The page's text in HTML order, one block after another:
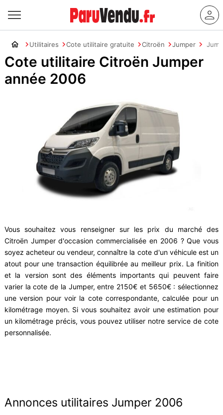
Utilitaires Cote utilitaire gratuite Citroën Jumper
Cote utilitaire Citroën Jumper
année 2006
Vous souhaitez vous renseigner sur les prix du marché des
Citroën Jumper d'occasion commercialisée en 2006 ? Que vous
soyez acheteur ou vendeur, connaître la cote d'un véhicule est un
atout pour une transaction équilibrée au meilleur prix. La finition
et la version sont des éléments importants qui peuvent faire
varier la cote de la Jumper, entre 2150€ et 5650€ : sélectionnez
une version pour voir la cote correspondante, calculée pour un
kilométrage moyen. Si vous souhaitez avoir une estimation pour
un kilométrage précis, vous pouvez utiliser notre service de cote
personnalisée.
Annonces utilitaires Jumper 2006